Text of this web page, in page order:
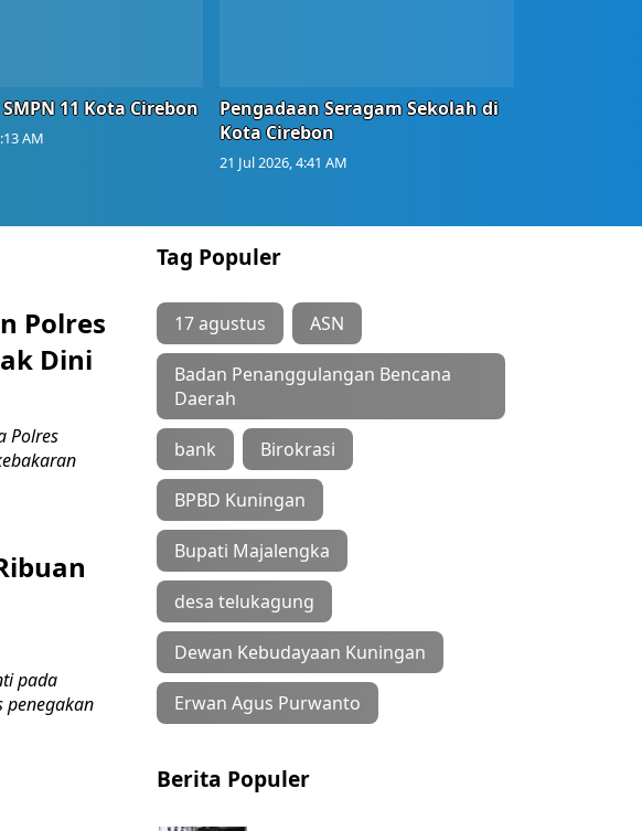
11 Kota Cirebon
AM
Pengadaan Seragam Sekolah di
Kota Cirebon
21 Jul 2026, 4:41 AM
Polres
Dini
Polres
pada
penegakan
Tag Populer
17 agustus ASN
Badan Penanggulangan Bencana
Daerah
bank Birokrasi
BPBD Kuningan
Bupati Majalengka
desa telukagung
Dewan Kebudayaan Kuningan
Erwan Agus Purwanto
Berita Populer